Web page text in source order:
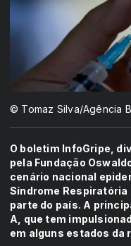
© Tomaz Silva/Agência
O boletim InfoGripe,
pela Fundação
cenário nacional
Síndrome Respiratória
parte do país. A
A, que tem
em alguns estados da